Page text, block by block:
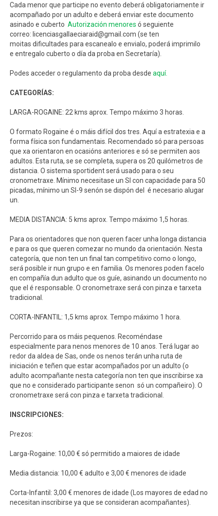
Cada menor que participe no evento deberá obligatoriamente ir
acompañado por un adulto e deberá enviar este documento
asinado e cuberto Autorización menores ó seguiente
correo: licenciasgallaeciaraid@gmail.com (se ten
moitas dificultades para escanealo e envialo, poderá imprimilo
e entregalo cuberto o día da proba en Secretaría).
Podes acceder o regulamento da proba desde aquí.
CATEGORÍAS:
LARGA-ROGAINE: 22 kms aprox. Tempo máximo 3 horas.
O formato Rogaine é o máis difícil dos tres. Aquí a estratexia e a
forma física son fundamentais. Recomendado só para persoas
que xa orientaron en ocasións anteriores e só se permiten aos
adultos. Esta ruta, se se completa, supera os 20 quilómetros de
distancia. O sistema sportident será usado para o seu
cronometraxe. Mínimo necesitase un SI con capacidade para 50
picadas, mínimo un SI-9 senón se dispón del é necesario alugar
un.
MEDIA DISTANCIA: 5 kms aprox. Tempo máximo 1,5 horas.
Para os orientadores que non queren facer unha longa distancia
e para os que queren comezar no mundo da orientación. Nesta
categoría, que non ten un final tan competitivo como o longo,
será posible ir nun grupo e en familia. Os menores poden facelo
en compañía dun adulto que os guíe, asinando un documento no
que el é responsable. O cronometraxe será con pinza e tarxeta
tradicional.
CORTA-INFANTIL: 1,5 kms aprox. Tempo máximo 1 hora.
Percorrido para os máis pequenos. Recoméndase
especialmente para nenos menores de 10 anos. Terá lugar ao
redor da aldea de Sas, onde os nenos terán unha ruta de
iniciación e teñen que estar acompañados por un adulto (o
adulto acompañante nesta categoría non ten que inscribirse xa
que no e considerado participante senon só un compañeiro). O
cronometraxe será con pinza e tarxeta tradicional.
INSCRIPCIONES:
Prezos:
Larga-Rogaine: 10,00 € só permitido a maiores de idade
Media distancia: 10,00 € adulto e 3,00 € menores de idade
Corta-Infantil: 3,00 € menores de idade (Los mayores de edad no
necesitan inscribirse ya que se consideran acompañantes).